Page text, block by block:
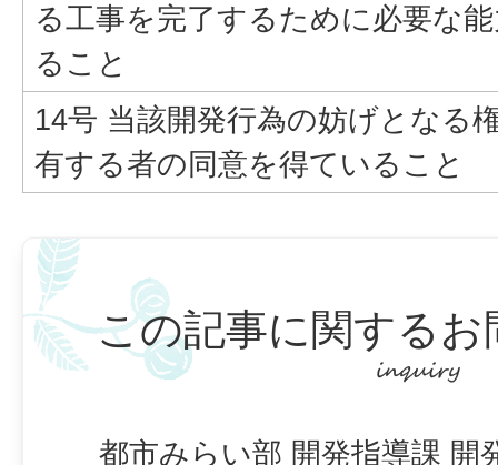
る工事を完了するために必要な
ること
14号 当該開発行為の妨げとなる
有する者の同意を得ていること
この記事に関するお
都市みらい部 開発指導課 開